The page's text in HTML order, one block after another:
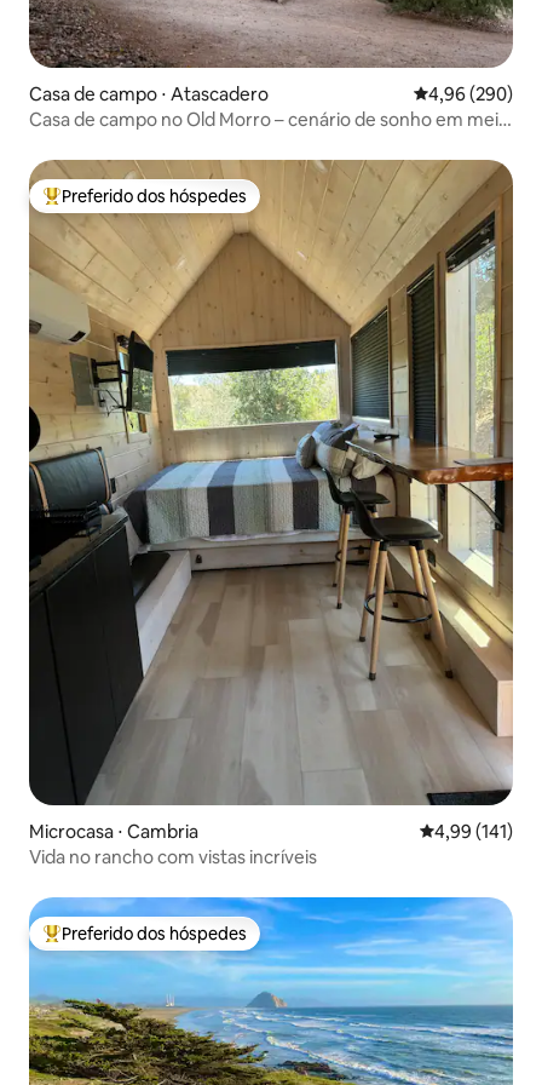
Casa de campo ⋅ Atascadero 4,96 de uma
4,96 (290)
Casa de campo no Old Morro – cenário de sonho em meio
Entre os melhores preferidos dos hóspedes
Preferido dos hóspedes
Microcasa ⋅ Cambria 4,99 de uma
4,99 (141)
Vida no rancho com vistas incríveis
Entre os melhores preferidos dos hóspedes
Preferido dos hóspedes